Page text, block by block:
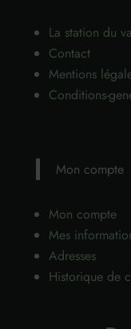
La station du
Contact
Mentions
Conditions-
Mon compte
Mon compte
Mes
Adresses
Historique de